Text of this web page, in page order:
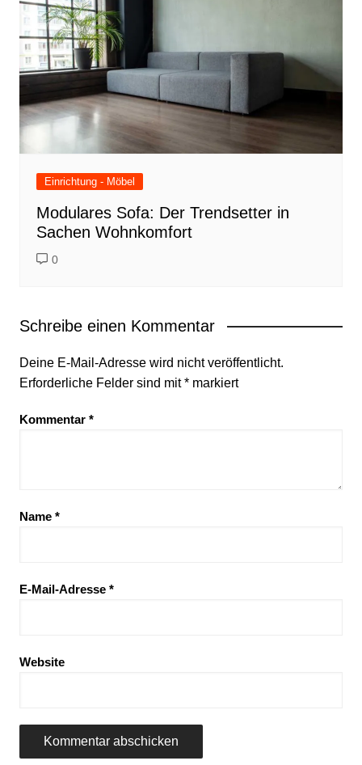
Einrichtung - Möbel
Modulares Sofa: Der Trendsetter in
Sachen Wohnkomfort
0
Schreibe einen Kommentar
Deine E-Mail-Adresse wird nicht veröffentlicht.
Erforderliche Felder sind mit*markiert
Kommentar *
Name *
E-Mail-Adresse *
Website